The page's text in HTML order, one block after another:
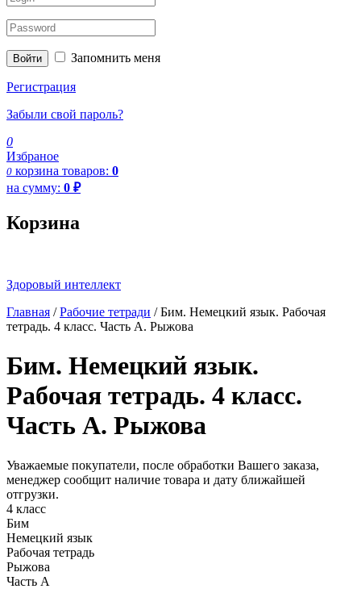
Войти Запомнить меня
Регистрация
Забыли свой пароль?
0
Избраное
0 корзина товаров: 0
на сумму: 0 ₽
Корзина
Здоровый интеллект
Главная /Рабочие тетради / Бим. Немецкий язык. Рабочая
тетрадь. 4 класс. Часть А. Рыжова
Бим. Немецкий язык.
Рабочая тетрадь. 4 класс.
Часть А. Рыжова
Уважаемые покупатели, после обработки Вашего заказа,
менеджер сообщит наличие товара и дату ближайшей
отгрузки.
4 класс
Бим
Немецкий язык
Рабочая тетрадь
Рыжова
Часть А